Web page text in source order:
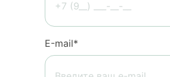
Е-mail*